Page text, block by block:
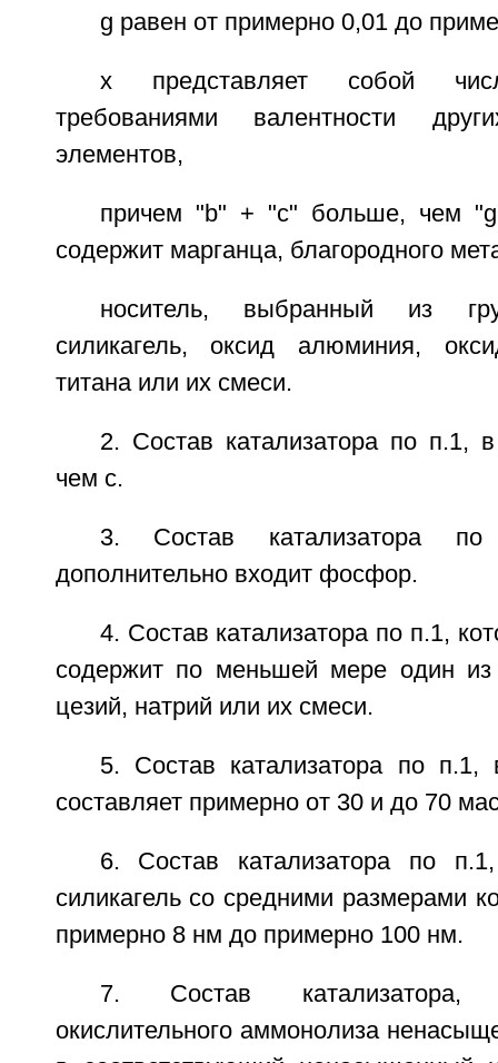
g равен от примерно 0,01 до
x представляет собой
требованиями валентности
элементов,
причем "b" + "с" больше, чем
содержит марганца, благородного
носитель, выбранный из
силикагель, оксид алюминия,
титана или их смеси.
2. Состав катализатора по п.1,
чем с.
3. Состав катализатора
дополнительно входит фосфор.
4. Состав катализатора по п.1,
содержит по меньшей мере один
цезий, натрий или их смеси.
5. Состав катализатора по п.1,
составляет примерно от 30 и до 70
6. Состав катализатора по
силикагель со средними размерами
примерно 8 нм до примерно 100 нм.
7. Состав катализатора,
окислительного аммонолиза